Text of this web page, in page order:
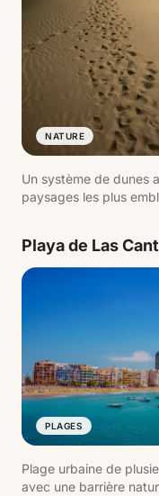
NATURE
Un système de dunes
paysages les plus
Playa de Las
PLAGES
Plage urbaine de
avec une barrière